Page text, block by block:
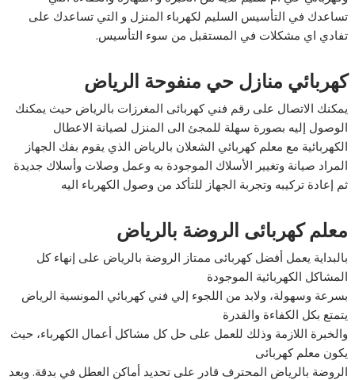
تساعدك في التأسيس السليم لكهرباء المنزل و التي تساعدك على
تفادي اي مشكلات في المستقبل من سوء التأسيس.
كهربائي منازل حي منفوحة الرياض
يمكنك الاتصال على رقم فني كهربائى المغرزات بالرياض حيث يمكنك
الوصول إليه بصورة سهلة للمجئ الى المنزل لصيانة الاعطال
الكهربائية مع معلم كهربائي الشعلان بالرياض الذي يقوم بفك الجهاز
المراد صيانة وتغيير الأسلاك الموجودة به وعمل وصلات وأسلاك جديدة
ثم إعادة تركيبه وتجربة الجهاز للتأكد من وصول الكهرباء اليه
معلم كهربائى الروضة بالرياض
بالبداية يعمل أفضل كهربائى ممتاز الروضة بالرياض على إنهاء كل
المشاكل الكهربائية الموجودة
بسرعة وسهولة، ولابد من اللجوء إلي فني كهربائي المونسية الرياض
يتمتع بكل الكفاءة والقدرة
والخبرة اللازمة وذلك للعمل على حل كل مشاكل أعمال الكهرباء، حيث
يكون معلم كهربائى
الروضة بالرياض المحترف قادر على تحديد أماكن العطل في بدقة. وبعد